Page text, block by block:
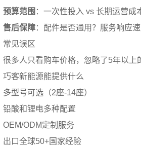
预算范围 ：一次性投入 vs 长期运营成
售后保障：配件是否通用？服务响应速
常见误区
很多人只看购车价格，忽略了5年以上
巧客新能源能提供什么
多型号可选（2座-14座）
铅酸和锂电多种配置
OEM/ODM定制服务
出口全球50+国家经验